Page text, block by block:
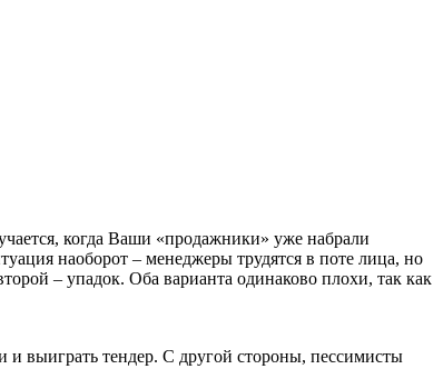
когда Ваши «продажники» уже набрали
наоборот – менеджеры трудятся в поте лица, но
– упадок. Оба варианта одинаково плохи, так как
выиграть тендер. С другой стороны, пессимисты